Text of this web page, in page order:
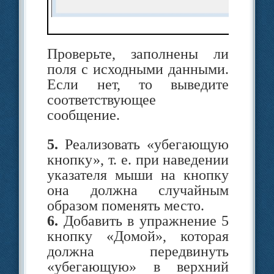
Пример 3.9.Создать проект,
в кото­ром описана
возможность выполнять
следующие действия: после
запуска программы в окне с
именем «Работа­ем с
щелчке мыши по кнопке
«Приветствие» появ­ляется
сообщение «Здравствуй,
мир!».
Этапы выполнения задания
Изменить
Проверьте, заполнены ли
поля с исходными данными.
Если нет, то выведите
соответствующее
сообщение.
5. Реализовать «убегающую
кнопку», т. е. при наведении
указателя мыши на кнопку
она должна случайным
образом поменять место.
6. Добавить в упражнение 5
кнопку «Домой», которая
должна передвинуть
«убегающую» в верхний